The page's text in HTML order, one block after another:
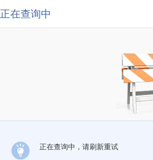
正在查询中
正在查询中，请刷新重试